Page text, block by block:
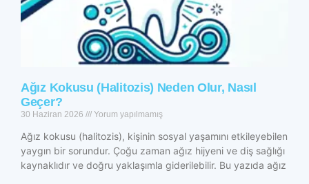
Ağız Kokusu (Halitozis) Neden Olur, Nasıl
Geçer?
30 Haziran 2026 Yorum yapılmamış
Ağız kokusu (halitozis), kişinin sosyal yaşamını etkileyebilen
yaygın bir sorundur. Çoğu zaman ağız hijyeni ve diş sağlığı
kaynaklıdır ve doğru yaklaşımla giderilebilir. Bu yazıda ağız